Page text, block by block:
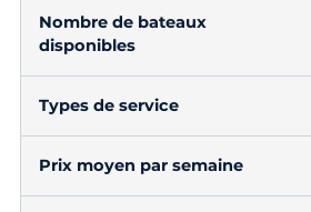
Nombre de bateaux
disponibles
Types de service
Prix moyen par semaine